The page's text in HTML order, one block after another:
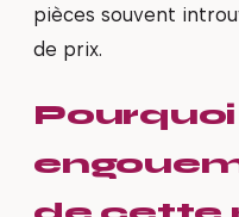
pièces souvent
de prix.